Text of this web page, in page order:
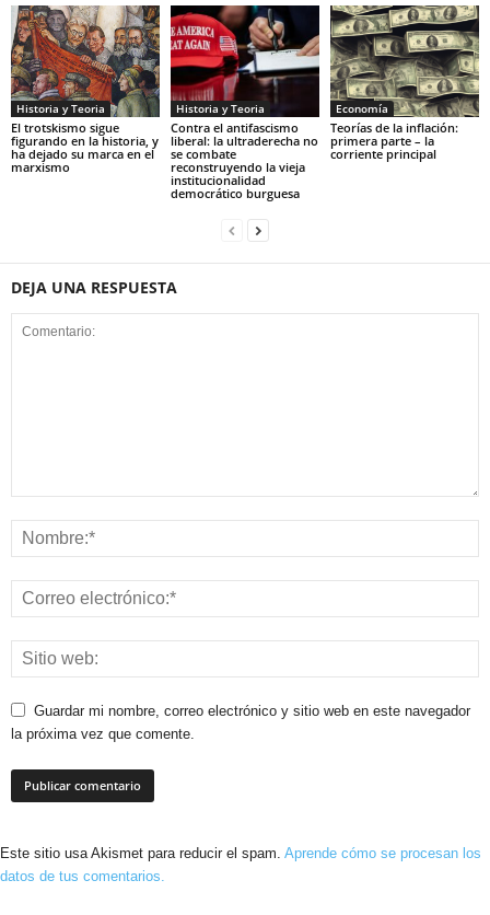
Historia y Teoria
El trotskismo sigue
figurando en la historia, y
ha dejado su marca en el
marxismo
Historia y Teoria
Contra el antifascismo
liberal: la ultraderecha no
se combate
reconstruyendo la vieja
institucionalidad
democrático burguesa
Economía
Teorías de la inflación:
primera parte – la
corriente principal
DEJA UNA RESPUESTA
Guardar mi nombre, correo electrónico y sitio web en este navegador
la próxima vez que comente.
Este sitio usa Akismet para reducir el spam. Aprende cómo se procesan los
datos de tus comentarios.